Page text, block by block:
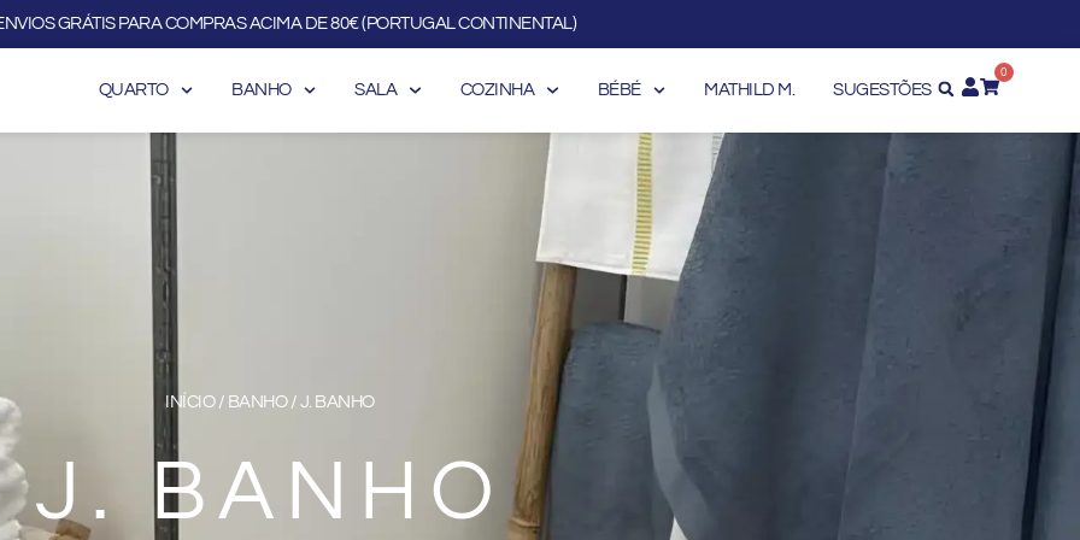
GRÁTIS PARA COMPRAS ACIMA DE 80€ (PORTUGAL CONTINENTAL)
QUARTO BANHO SALA COZINHA BÉBÉ MATHILD M. SUGESTÕES
0
INÍCIO/ BANHO/ J. BANHO
J. BANHO